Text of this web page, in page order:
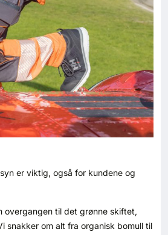
er viktig, også for kundene og
overgangen til det grønne skiftet,
snakker om alt fra organisk bomull til